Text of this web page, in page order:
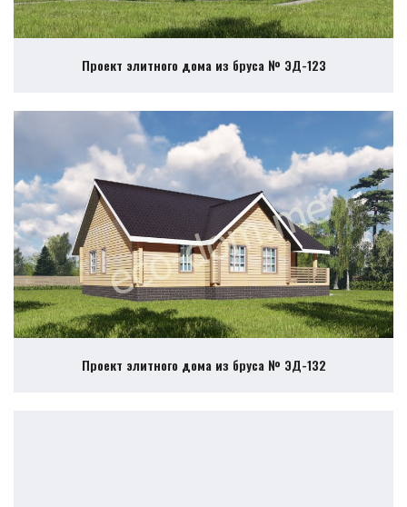
Проект элитного дома из бруса № ЭД-123
Проект элитного дома из бруса № ЭД-132